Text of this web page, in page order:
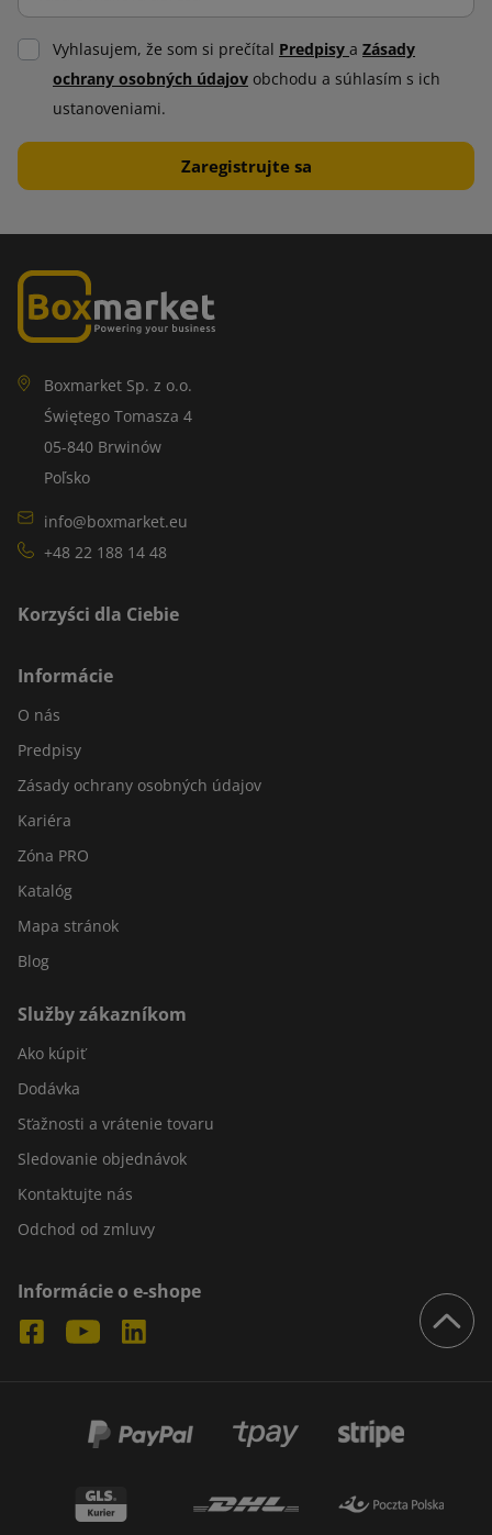
Vyhlasujem, že som si prečítal Predpisy a Zásady
ochrany osobných údajov obchodu a súhlasím s ich
ustanoveniami.
Boxmarket Sp. z o.o.
Świętego Tomasza 4
05-840 Brwinów
Poľsko
info@boxmarket.eu
+48 22 188 14 48
Korzyści dla Ciebie
Informácie
O nás
Predpisy
Zásady ochrany osobných údajov
Kariéra
Zóna PRO
Katalóg
Mapa stránok
Blog
Služby zákazníkom
Ako kúpiť
Dodávka
Sťažnosti a vrátenie tovaru
Sledovanie objednávok
Kontaktujte nás
Odchod od zmluvy
Informácie o e-shope